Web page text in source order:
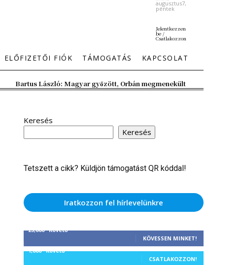
augusztus7,
péntek
Jelentkezzen
be /
Csatlakozzon
ELŐFIZETŐI FIÓK TÁMOGATÁS KAPCSOLAT
Bartus László: Magyar győzött, Orbán megmenekült
Keresés
Keresés
Tetszett a cikk? Küldjön támogatást QR kóddal!
Iratkozzon fel hírlevelünkre
25,000 Követő
KÖVESSEN MINKET!
1,000 Követő
CSATLAKOZZON!